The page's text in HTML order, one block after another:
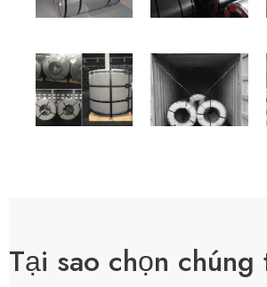
Tại sao chọn chúng